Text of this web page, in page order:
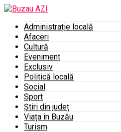
Administrație locală
Afaceri
Cultură
Eveniment
Exclusiv
Politică locală
Social
Sport
Știri din județ
Viața în Buzău
Turism